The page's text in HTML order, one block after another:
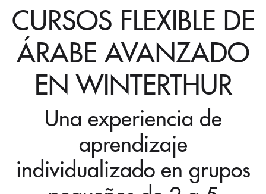
CURSOS FLEXIBLE DE
ÁRABE AVANZADO
EN WINTERTHUR
Una experiencia de
aprendizaje
individualizado en grupos